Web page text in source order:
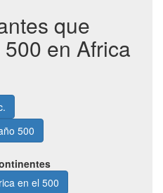
que
en Africa
500
en el 500